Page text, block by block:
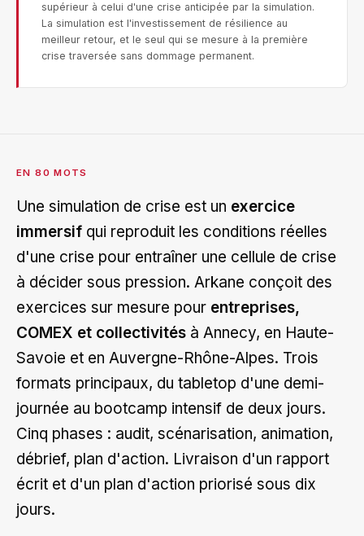
supérieur à celui d'une crise anticipée par la simulation.
La simulation est l'investissement de résilience au
meilleur retour, et le seul qui se mesure à la première
crise traversée sans dommage permanent.
EN 80 MOTS
Une simulation de crise est un exercice
immersif qui reproduit les conditions réelles
d'une crise pour entraîner une cellule de crise
à décider sous pression. Arkane conçoit des
exercices sur mesure pour entreprises,
COMEX et collectivités à Annecy, en Haute-
Savoie et en Auvergne-Rhône-Alpes. Trois
formats principaux, du tabletop d'une demi-
journée au bootcamp intensif de deux jours.
Cinq phases : audit, scénarisation, animation,
débrief, plan d'action. Livraison d'un rapport
écrit et d'un plan d'action priorisé sous dix
jours.